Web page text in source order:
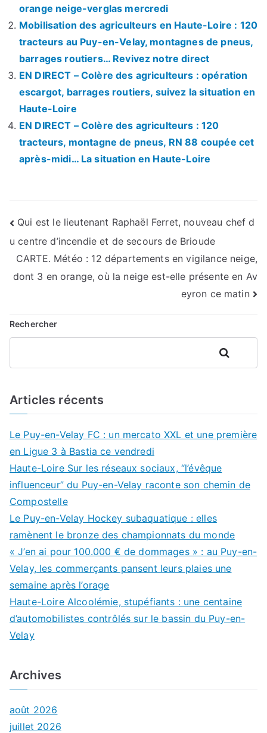
orange neige-verglas mercredi
Mobilisation des agriculteurs en Haute-Loire : 120
tracteurs au Puy-en-Velay, montagnes de pneus,
barrages routiers… Revivez notre direct
EN DIRECT – Colère des agriculteurs : opération
escargot, barrages routiers, suivez la situation en
Haute-Loire
EN DIRECT – Colère des agriculteurs : 120
tracteurs, montagne de pneus, RN 88 coupée cet
après-midi… La situation en Haute-Loire
Navigation
de
l’article
Qui est le lieutenant Raphaël Ferret, nouveau chef d
u centre d’incendie et de secours de Brioude
CARTE. Météo : 12 départements en vigilance neige,
dont 3 en orange, où la neige est-elle présente en Av
eyron ce matin
Rechercher
Rechercher
Articles récents
Le Puy-en-Velay FC : un mercato XXL et une première
en Ligue 3 à Bastia ce vendredi
Haute-Loire Sur les réseaux sociaux, “l’évêque
influenceur” du Puy-en-Velay raconte son chemin de
Compostelle
Le Puy-en-Velay Hockey subaquatique : elles
ramènent le bronze des championnats du monde
« J’en ai pour 100.000 € de dommages » : au Puy-en-
Velay, les commerçants pansent leurs plaies une
semaine après l’orage
Haute-Loire Alcoolémie, stupéfiants : une centaine
d’automobilistes contrôlés sur le bassin du Puy-en-
Velay
Archives
août 2026
juillet 2026